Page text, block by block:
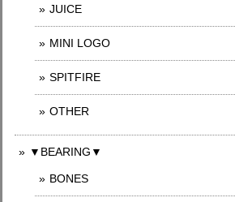
JUICE
MINI LOGO
SPITFIRE
OTHER
▼BEARING▼
BONES